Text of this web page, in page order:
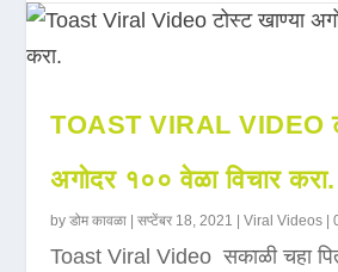
TOAST VIRAL VIDEO
अगोदर १०० वेळा विचार करा.
byडोम कावळा |सप्टेंबर 18, 2021 |Viral Videos |
Toast Viral Video सकाळी चहा